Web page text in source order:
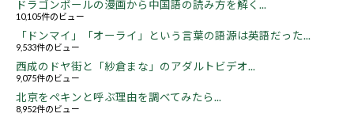
ドラゴンボールの漫画から中国語の読み方を解く...
10,105件のビュー
「ドンマイ」「オーライ」という言葉の語源は英語だった...
9,533件のビュー
西成のドヤ街と「紗倉まな」のアダルトビデオ...
9,075件のビュー
北京をペキンと呼ぶ理由を調べてみたら...
8,952件のビュー